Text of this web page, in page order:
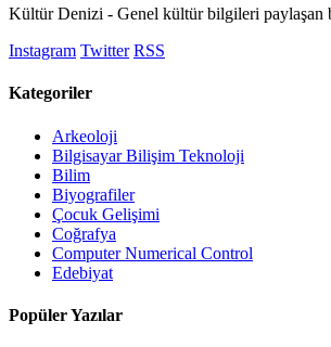
Kültür Denizi - Genel kültür bilgileri paylaşan
Instagram Twitter RSS
Kategoriler
Arkeoloji
Bilgisayar Bilişim Teknoloji
Bilim
Biyografiler
Çocuk Gelişimi
Coğrafya
Computer Numerical Control
Edebiyat
Popüler Yazılar